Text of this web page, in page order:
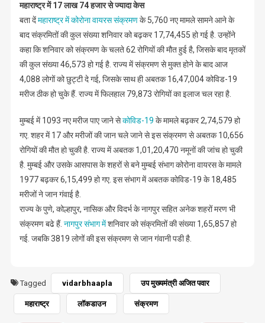
महाराष्ट्र में 17 लाख 74 हजार से ज्यादा केस
बता देंमहाराष्ट्र में कोरोना वायरस संक्रमणके 5,760 नए मामले सामने आने के
बाद संक्रमितों की कुल संख्या शनिवार को बढ़कर 17,74,455 हो गई है. उन्होंने
कहा कि शनिवार को संक्रमण के चलते 62 रोगियों की मौत हुई है, जिसके बाद मृतकों
की कुल संख्या 46,573 हो गई है. राज्य में संक्रमण से मुक्त होने के बाद आज
4,088 लोगों को छुट्टी दे गई, जिसके साथ ही अबतक 16,47,004 कोविड-19
मरीज ठीक हो चुके हैं. राज्य में फिलहाल 79,873 रोगियों का इलाज चल रहा है.
मुम्बई में 1093 नए मरीज पाए जाने सेकोविड-19 के मामले बढ़कर 2,74,579 हो
गए. शहर में 17 और मरीजों की जान चले जाने से इस संक्रमण से अबतक 10,656
रोगियों की मौत हो चुकी है. राज्य में अबतक 1,01,20,470 नमूनों की जांच हो चुकी
है. मुम्बई और उसके आसपास के शहरों से बने मुम्बई संभाग कोरोना वायरस के मामले
1977 बढ़कर 6,15,499 हो गए. इस संभाग में अबतक कोविड-19 के 18,485
मरीजों ने जान गंवाई है.
राज्य के पुणे, कोल्हापुर, नासिक और विदर्भ के नागपुर सहित अनेक शहरों मरण भी
संक्रमण बढे हैं. नागपुर संभाग मेंशनिवार को संक्रमितों की संख्या 1,65,857 हो
गई. जबकि 3819 लोगों की इस संक्रमण से जान गंवानी पडी है.
Tagged vidarbhaapla उप मुख्यमंत्री अजित पवार
महाराष्ट्र लॉकडाउन संक्रमण